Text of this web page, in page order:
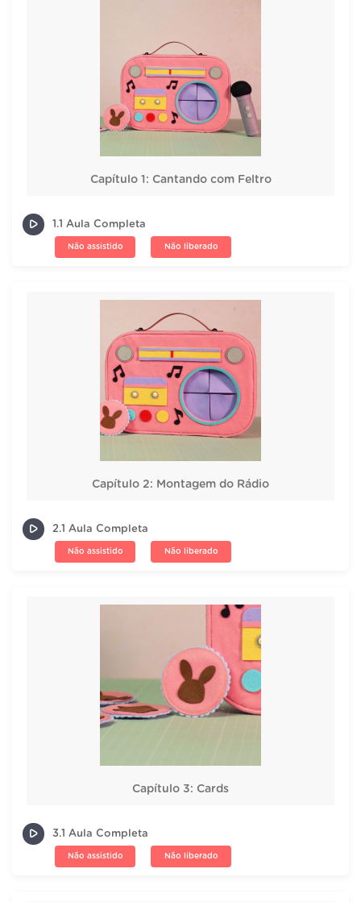
Capítulo 1: Cantando com Feltro
1.1 Aula Completa
Não assistido Não liberado
Capítulo 2: Montagem do Rádio
2.1 Aula Completa
Não assistido Não liberado
Capítulo 3: Cards
3.1 Aula Completa
Não assistido Não liberado